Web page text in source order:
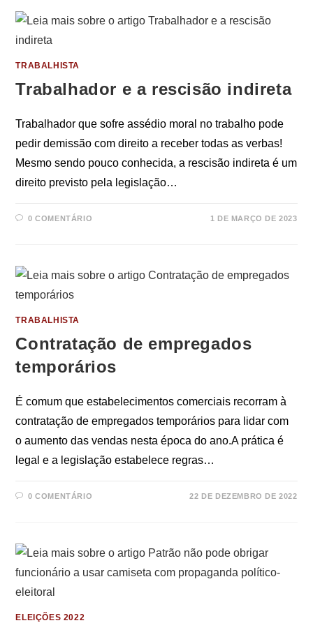
TRABALHISTA
Trabalhador e a rescisão indireta
Trabalhador que sofre assédio moral no trabalho pode
pedir demissão com direito a receber todas as verbas!
Mesmo sendo pouco conhecida, a rescisão indireta é um
direito previsto pela legislação…
0 COMENTÁRIO 1 DE MARÇO DE 2023
TRABALHISTA
Contratação de empregados
temporários
É comum que estabelecimentos comerciais recorram à
contratação de empregados temporários para lidar com
o aumento das vendas nesta época do ano.A prática é
legal e a legislação estabelece regras…
0 COMENTÁRIO 22 DE DEZEMBRO DE 2022
ELEIÇÕES 2022